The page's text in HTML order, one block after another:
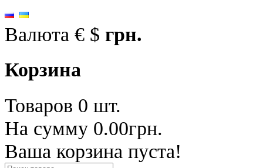
Валюта € $ грн.
Корзина
Товаров 0 шт.
На сумму 0.00грн.
Ваша корзина пуста!